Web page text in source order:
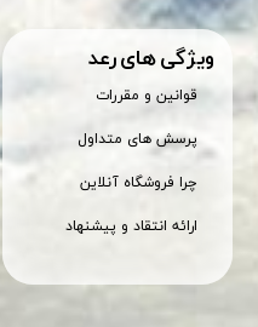
ویژگی های رعد
قوانین و مقررات
پرسش های متداول
چرا فروشگاه آنلاین
ارائه انتقاد و پیشنهاد